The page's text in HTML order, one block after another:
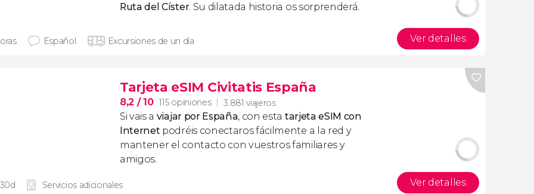
Ruta del Císter. Su dilatada historia os sorprenderá.
Español Excursiones de un día Ver detalles
Tarjeta eSIM Civitatis España
8,2 / 10 115 opiniones 3.881 viajeros
Si vais a viajar por España, con esta tarjeta eSIM con
Internet podréis conectaros fácilmente a la red y
mantener el contacto con vuestros familiares y
amigos.
Servicios adicionales Ver detalles